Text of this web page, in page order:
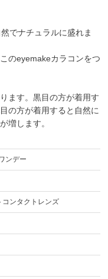
でナチュラルに盛れま
のeyemakeカラコンをつ
ます。黒目の方が着用す
の方が着用すると自然に
増します。
ンデー
コンタクトレンズ